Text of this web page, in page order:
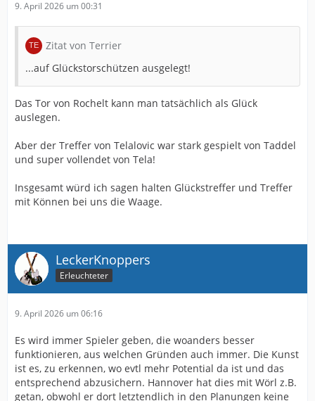
9. April 2026 um 00:31
Zitat von Terrier
...auf Glückstorschützen ausgelegt!
Das Tor von Rochelt kann man tatsächlich als Glück
auslegen.
Aber der Treffer von Telalovic war stark gespielt von Taddel
und super vollendet von Tela!
Insgesamt würd ich sagen halten Glückstreffer und Treffer
mit Können bei uns die Waage.
LeckerKnoppers
Erleuchteter
9. April 2026 um 06:16
Es wird immer Spieler geben, die woanders besser
funktionieren, aus welchen Gründen auch immer. Die Kunst
ist es, zu erkennen, wo evtl mehr Potential da ist und das
entsprechend abzusichern. Hannover hat dies mit Wörl z.B.
getan, obwohl er dort letztendlich in den Planungen keine